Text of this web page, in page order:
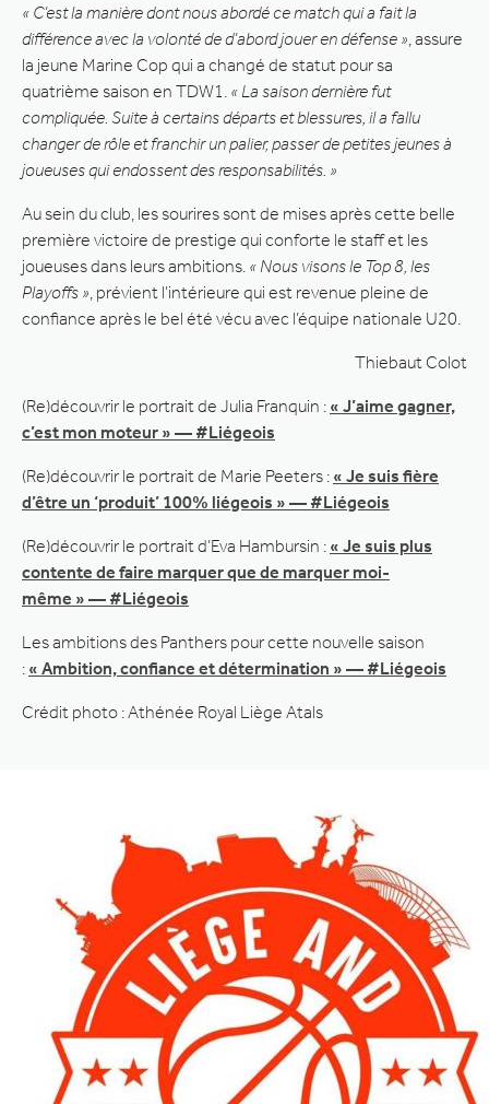
« C’est la manière dont nous abordé ce match qui a fait la
différence avec la volonté de d’abord jouer en défense » , assure
la jeune Marine Cop qui a changé de statut pour sa
quatrième saison en TDW1. « La saison dernière fut
compliquée. Suite à certains départs et blessures, il a fallu
changer de rôle et franchir un palier, passer de petites jeunes à
joueuses qui endossent des responsabilités. »
Au sein du club, les sourires sont de mises après cette belle
première victoire de prestige qui conforte le staff et les
joueuses dans leurs ambitions. « Nous visons le Top 8, les
Playoffs » , prévient l’intérieure qui est revenue pleine de
confiance après le bel été vécu avec l’équipe nationale U20.
Thiebaut Colot
(Re)découvrir le portrait de Julia Franquin : « J’aime gagner,
c’est mon moteur » — #Liégeois
(Re)découvrir le portrait de Marie Peeters : « Je suis fière
d’être un ‘produit’ 100% liégeois » — #Liégeois
(Re)découvrir le portrait d’Eva Hambursin : « Je suis plus
contente de faire marquer que de marquer moi-
même » — #Liégeois
Les ambitions des Panthers pour cette nouvelle saison
: « Ambition, confiance et détermination » — #Liégeois
Crédit photo : Athénée Royal Liège Atals